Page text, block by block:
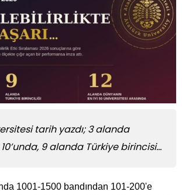
tarih yazdı; 3 alanda
9 alanda Türkiye birincisi…
1001-1500 bandından 101-200'e